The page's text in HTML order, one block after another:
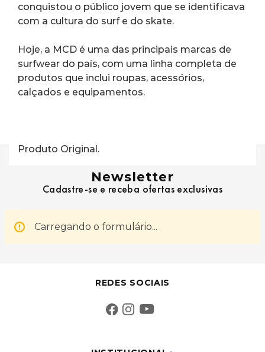
conquistou o público jovem que se identificava
com a cultura do surf e do skate.
Hoje, a MCD é uma das principais marcas de
surfwear do país, com uma linha completa de
produtos que inclui roupas, acessórios,
calçados e equipamentos.
Produto Original.
Newsletter
Cadastre-se e receba ofertas exclusivas
Carregando o formulário...
REDES SOCIAIS